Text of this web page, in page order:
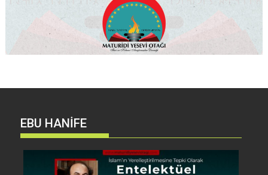
EBU HANİFE